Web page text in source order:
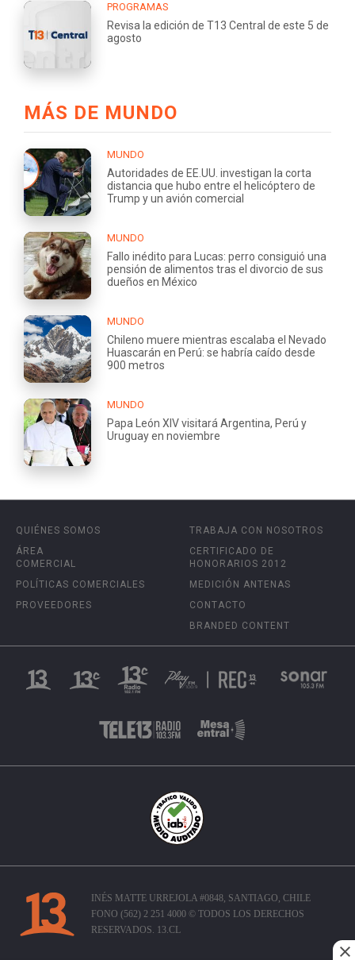
PROGRAMAS
Revisa la edición de T13 Central de este 5 de
agosto
MÁS DE MUNDO
MUNDO
Autoridades de EE.UU. investigan la corta
distancia que hubo entre el helicóptero de
Trump y un avión comercial
MUNDO
Fallo inédito para Lucas: perro consiguió una
pensión de alimentos tras el divorcio de sus
dueños en México
MUNDO
Chileno muere mientras escalaba el Nevado
Huascarán en Perú: se habría caído desde
900 metros
MUNDO
Papa León XIV visitará Argentina, Perú y
Uruguay en noviembre
QUIÉNES SOMOS
ÁREA
COMERCIAL
POLÍTICAS COMERCIALES
PROVEEDORES
TRABAJA CON NOSOTROS
CERTIFICADO DE
HONORARIOS 2012
MEDICIÓN ANTENAS
CONTACTO
BRANDED CONTENT
INÉS MATTE URREJOLA #0848, SANTIAGO, CHILE
FONO (562) 2 251 4000 © TODOS LOS DERECHOS
RESERVADOS. 13.CL